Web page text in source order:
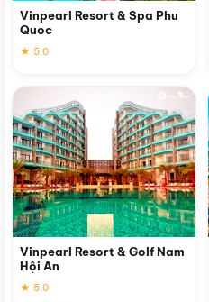
Vinpearl Resort & Spa Phu
Quoc
★ 5.0
Vinpearl Resort & Golf Nam
Hội An
★ 5.0